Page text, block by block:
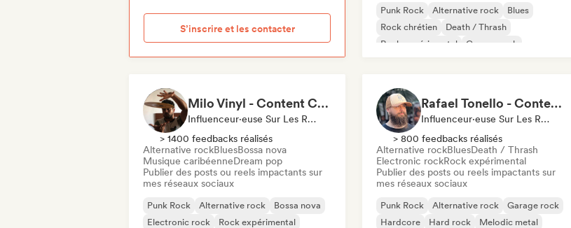
S’inscrire et les contacter
Punk Rock Alternative rock
Blues
Rock chrétien
Death / Thrash
Rock expérimental
Garage rock
Milo Vinyl - Content Creator
Influenceur·euse Sur Les Réseaux Sociaux
> 1400 feedbacks réalisés
Alternative rockBluesBossa nova
Musique caribéenneDream pop
Publier des posts ou reels impactants sur
mes réseaux sociaux
Punk Rock Alternative rock
Bossa nova
Electronic rock
Rock expérimental
Rafael Tonello - Content Creator
Influenceur·euse Sur Les Réseaux Sociaux
> 800 feedbacks réalisés
Alternative rockBluesDeath / Thrash
Electronic rockRock expérimental
Publier des posts ou reels impactants sur
mes réseaux sociaux
Punk Rock Alternative rock
Garage rock
Hardcore
Hard rock
Melodic metal